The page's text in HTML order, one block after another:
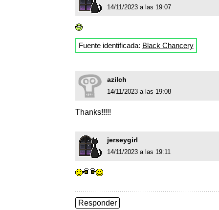
14/11/2023 a las 19:07
Fuente identificada: Black Chancery
azilch
14/11/2023 a las 19:08
Thanks!!!!!
jerseygirl
14/11/2023 a las 19:11
Responder